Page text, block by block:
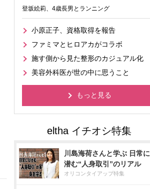
登坂絵莉、4歳長男とランニング
小原正子、資格取得を報告
ファミマとヒロアカがコラボ
施す側から見た整形のカジュアル化
美容外科医が世の中に思うこと
もっと見る
川島海荷さんと学ぶ 日常に
潜む“人身取引”のリアル
オリコンタイアップ特集